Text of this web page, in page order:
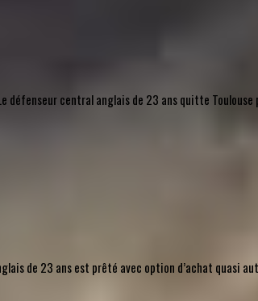
central anglais de 23 ans quitte Toulouse
de 23 ans est prêté avec option d’achat quasi